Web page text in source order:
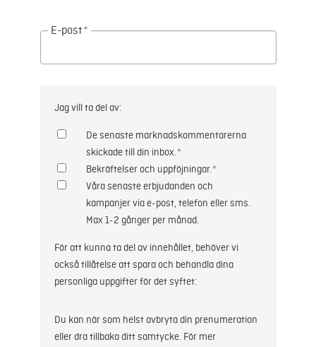
E-post*
Jag vill ta del av:
De senaste marknadskommentarerna
skickade till din inbox.*
Bekräftelser och uppföjningar.*
Våra senaste erbjudanden och
kampanjer via e-post, telefon eller sms.
Max 1-2 gånger per månad.
För att kunna ta del av innehållet, behöver vi
också tillåtelse att spara och behandla dina
personliga uppgifter för det syftet:
Du kan när som helst avbryta din prenumeration
eller dra tillbaka ditt samtycke. För mer